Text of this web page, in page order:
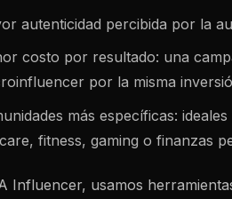
autenticidad percibida por la
costo por resultado: una
por la misma
más específicas:
fitness, gaming o finanzas
Influencer, usamos